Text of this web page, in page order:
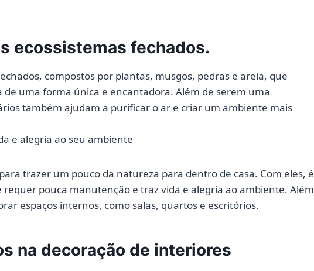
ecossistemas fechados.
compostos por plantas, musgos, pedras e areia, que
uma forma única e encantadora. Além de serem uma
também ajudam a purificar o ar e criar um ambiente mais
e alegria ao seu ambiente
trazer um pouco da natureza para dentro de casa. Com eles, é
pouca manutenção e traz vida e alegria ao ambiente. Além
espaços internos, como salas, quartos e escritórios.
na decoração de interiores